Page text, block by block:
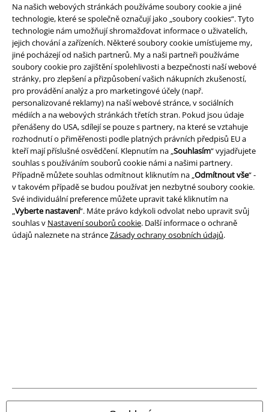
Na našich webových stránkách používáme soubory cookie a jiné
technologie, které se společně označují jako „soubory cookies“. Tyto
technologie nám umožňují shromažďovat informace o uživatelích,
jejich chování a zařízeních. Některé soubory cookie umísťujeme my,
jiné pocházejí od našich partnerů. My a naši partneři používáme
soubory cookie pro zajištění spolehlivosti a bezpečnosti naší webové
stránky, pro zlepšení a přizpůsobení vašich nákupních zkušeností,
pro provádění analýz a pro marketingové účely (např.
personalizované reklamy) na naší webové stránce, v sociálních
médiích a na webových stránkách třetích stran. Pokud jsou údaje
přenášeny do USA, sdílejí se pouze s partnery, na které se vztahuje
rozhodnutí o přiměřenosti podle platných právních předpisů EU a
kteří mají příslušné osvědčení. Klepnutím na „Souhlasím“ vyjadřujete
souhlas s používáním souborů cookie námi a našimi partnery.
Případně můžete souhlas odmítnout kliknutím na „Odmítnout vše“ -
v takovém případě se budou používat jen nezbytné soubory cookie.
Své individuální preference můžete upravit také kliknutím na
„Vyberte nastavení“. Máte právo kdykoli odvolat nebo upravit svůj
souhlas v Nastavení souborů cookie. Další informace o ochraně
údajů naleznete na stránceZásady ochrany osobních údajů.
Právní informace
Podmínky
Prohlášení
Ochrana osobních údajů
Likvidace odpadu a ochrana životního prostředí
Prohlášení o shodě